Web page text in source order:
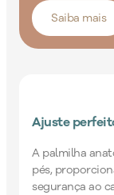
Saiba mais
Ajuste
A palmilha
pés,
segurança ao